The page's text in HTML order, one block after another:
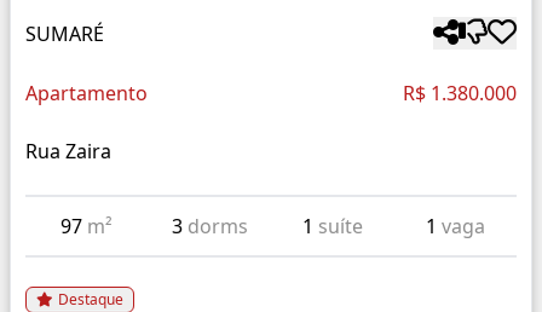
SUMARÉ
Apartamento R$ 1.380.000
Rua Zaira
97 m² 3 dorms 1 suíte 1 vaga
Destaque